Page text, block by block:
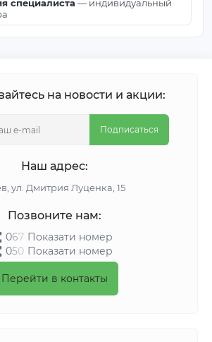
специалиста — индивидуальный
на новости и акции:
Подписаться
Наш адрес:
ул. Дмитрия Луценка, 15
Позвоните нам:
067 Показати номер
050 Показати номер
Перейти в контакты